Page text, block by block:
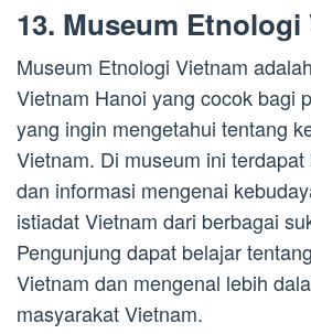
13. Museum Etnologi
Museum Etnologi Vietnam
Vietnam Hanoi yang cocok bagi
yang ingin mengetahui tentang
Vietnam. Di museum ini
dan informasi mengenai
istiadat Vietnam dari berbagai
Pengunjung dapat belajar
Vietnam dan mengenal lebih
masyarakat Vietnam.